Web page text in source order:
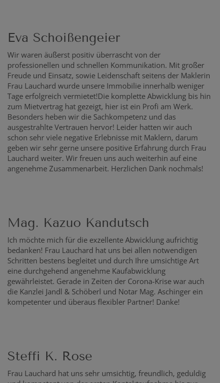
Eva Schoißengeier
Wir waren äußerst positiv überrascht von der
professionellen und schnellen Kommunikation. Mit großer
Freude und Einsatz, sowie Leidenschaft seitens der Maklerin
Frau Lauchard wurde unsere Immobilie innerhalb weniger
Tage erfolgreich vermietet!Die komplette Abwicklung bis hin
zum Mietvertrag hat gezeigt, hier ist ein Profi am Werk.
Besonders heben wir die Sachkompetenz und das
ausgestrahlte Vertrauen hervor! Leider hatten wir auch
schon sehr viele negative Erlebnisse mit Maklern, darum
geben wir sehr gerne unsere positive Erfahrung durch Frau
Lauchard weiter. Wir freuen uns auch weiterhin auf eine
angenehme Zusammenarbeit. Herzlichen Dank nochmals!
Mag. Kazuo Kandutsch
Ich möchte mich für die exzellente Abwicklung aufrichtig
bedanken! Frau Lauchard hat uns bei allen notwendigen
Schritten bestens begleitet und durch Ihre umsichtige Art
eine durchgehend angenehme Kaufabwicklung
gewährleistet. Gerade in Zeiten der Corona-Krise war auch
die Kanzlei Jandl & Schöberl und Notar Mag. Aschinger ein
kompetenter und überaus flexibler Partner! Danke!
Steffi K. Rose
Frau Lauchard hat uns sehr umsichtig, freundlich, geduldig